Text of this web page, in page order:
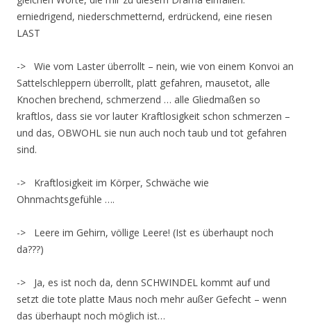
erniedrigend, niederschmetternd, erdrückend, eine riesen
LAST
-> Wie vom Laster überrollt – nein, wie von einem Konvoi an
Sattelschleppern überrollt, platt gefahren, mausetot, alle
Knochen brechend, schmerzend … alle Gliedmaßen so
kraftlos, dass sie vor lauter Kraftlosigkeit schon schmerzen –
und das, OBWOHL sie nun auch noch taub und tot gefahren
sind.
-> Kraftlosigkeit im Körper, Schwäche wie
Ohnmachtsgefühle ….
-> Leere im Gehirn, völlige Leere! (Ist es überhaupt noch
da???)
-> Ja, es ist noch da, denn SCHWINDEL kommt auf und
setzt die tote platte Maus noch mehr außer Gefecht – wenn
das überhaupt noch möglich ist…